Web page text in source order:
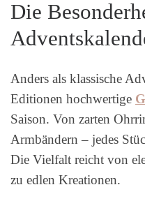
Die
Anders als klassische
Editionen hochwertige
Saison. Von zarten
Armbändern – jedes
Die Vielfalt reicht von
zu edlen Kreationen.